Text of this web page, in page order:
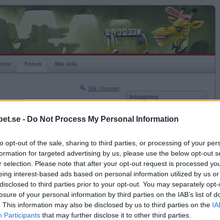
- Do Not Process My Personal Information
opt-out of the sale, sharing to third parties, or processing of your
for targeted advertising by us, please use the below opt-out
selection. Please note that after your opt-out request is processed
interest-based ads based on personal information utilized by us
to third parties prior to your opt-out. You may separately
of your personal information by third parties on the IAB’s list of
This information may also be disclosed by us to third parties on the
Participants that may further disclose it to other third parties.
Forum Min sida
Sök i forumet
Nästa sida »
2018-05-14 16:59
Inloggning
Kom ihåg mig
Glömt ditt lösenord?
Få ny aktiveringslänk
Betapet är gratis!